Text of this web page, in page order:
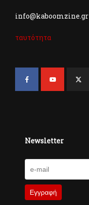
info@kaboomzine.gr
ταυτότητα
Newsletter